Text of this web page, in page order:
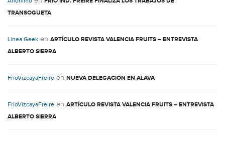
TRANSOGUETA
Linea Geek en ARTÍCULO REVISTA VALENCIA FRUITS – ENTREVISTA
ALBERTO SIERRA
FrioVizcayaFreire en NUEVA DELEGACIÓN EN ALAVA
FrioVizcayaFreire en ARTÍCULO REVISTA VALENCIA FRUITS – ENTREVISTA
ALBERTO SIERRA